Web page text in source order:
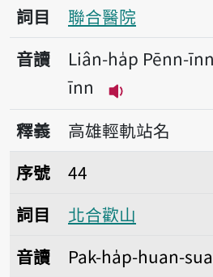
詞目
聯合醫院
音讀
Liân-ha̍p Pēnn-
īnn
播放音讀
釋義
高雄輕軌站名
序號44北合歡山
序號
44
詞目
北合歡山
音讀
Pak-ha̍p-huan-